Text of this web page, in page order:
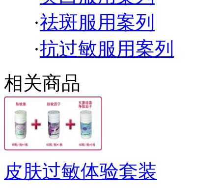
·祛斑服用案列
·抗过敏服用案列
相关商品
皮肤过敏体验套装